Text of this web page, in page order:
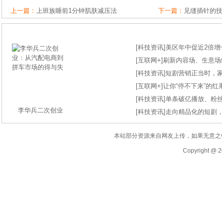
上一篇： 上班族睡前1分钟肌肤减压法 下一篇： 见缝插针的
李华兵二次创业
[科技资讯] 美区年中促近2倍
[互联网+] 刷新内容场、生意
[科技资讯]短剧营销正当时，
[互联网+]让你“停不下来”的
[科技资讯]单条破亿播放、粉
[科技资讯] 走向精品化的短剧
本站部分资源来自网友上传，如果无意
Copyright @